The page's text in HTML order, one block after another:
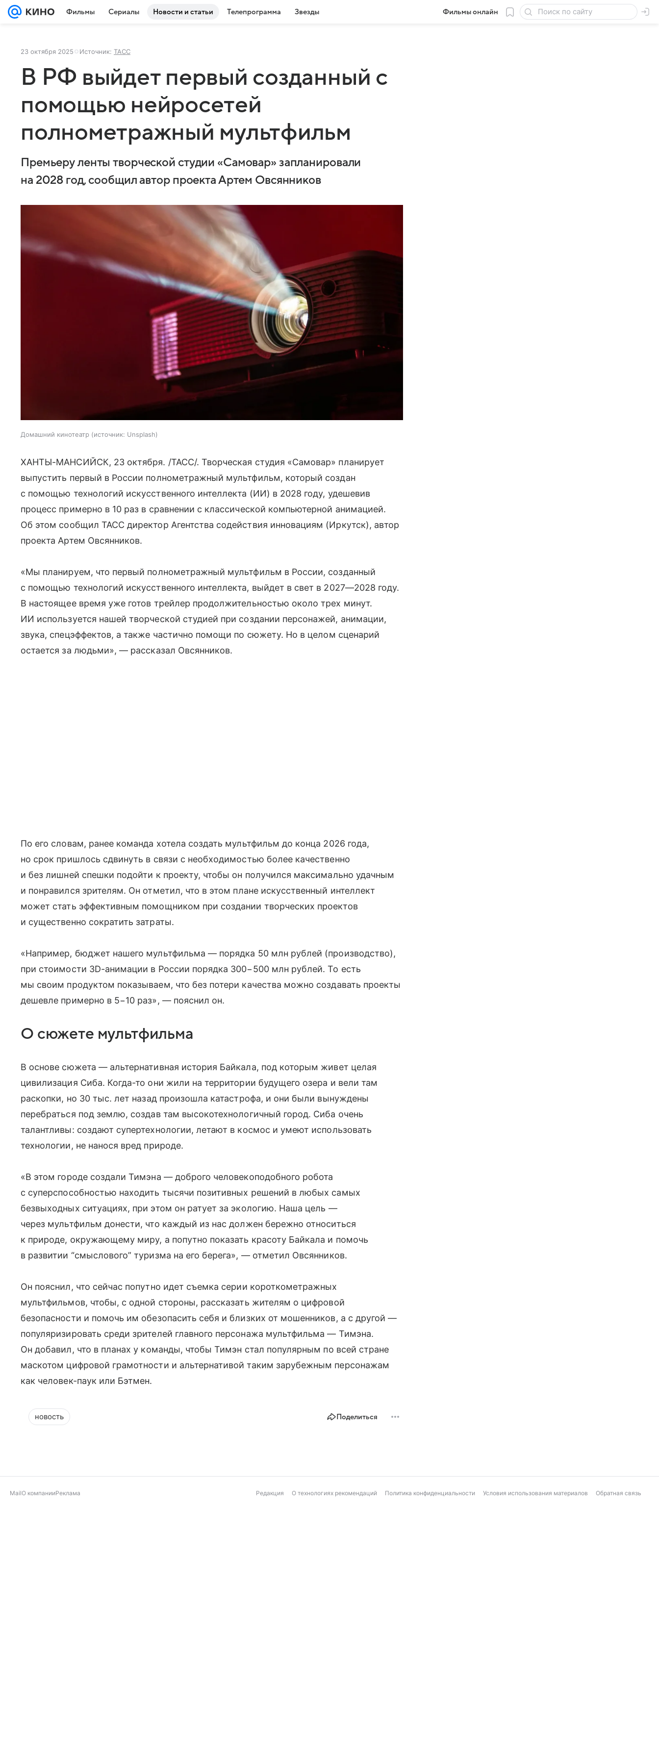
Фильмы Сериалы Новости и статьи Телепрограмма Звезды Фильмы онлайн
23 октября 2025 Источник: ТАСС
В РФ выйдет первый созданный с
помощью нейросетей
полнометражный мультфильм
Премьеру ленты творческой студии «Самовар» запланировали
на 2028 год, сообщил автор проекта Артем Овсянников
Домашний кинотеатр источник: Unsplash
ХАНТЫ-МАНСИЙСК, 23 октября. /ТАСС/. Творческая студия «Самовар» планирует
выпустить первый в России полнометражный мультфильм, который создан
с помощью технологий искусственного интеллекта (ИИ) в 2028 году, удешевив
процесс примерно в 10 раз в сравнении с классической компьютерной анимацией.
Об этом сообщил ТАСС директор Агентства содействия инновациям (Иркутск), автор
проекта Артем Овсянников.
«Мы планируем, что первый полнометражный мультфильм в России, созданный
с помощью технологий искусственного интеллекта, выйдет в свет в 2027—2028 году.
В настоящее время уже готов трейлер продолжительностью около трех минут.
ИИ используется нашей творческой студией при создании персонажей, анимации,
звука, спецэффектов, а также частично помощи по сюжету. Но в целом сценарий
остается за людьми», — рассказал Овсянников.
По его словам, ранее команда хотела создать мультфильм до конца 2026 года,
но срок пришлось сдвинуть в связи с необходимостью более качественно
и без лишней спешки подойти к проекту, чтобы он получился максимально удачным
и понравился зрителям. Он отметил, что в этом плане искусственный интеллект
может стать эффективным помощником при создании творческих проектов
и существенно сократить затраты.
«Например, бюджет нашего мультфильма — порядка 50 млн рублей (производство),
при стоимости 3D-анимации в России порядка 300−500 млн рублей. То есть
мы своим продуктом показываем, что без потери качества можно создавать проекты
дешевле примерно в 5−10 раз», — пояснил он.
О сюжете мультфильма
В основе сюжета — альтернативная история Байкала, под которым живет целая
цивилизация Сиба. Когда-то они жили на территории будущего озера и вели там
раскопки, но 30 тыс. лет назад произошла катастрофа, и они были вынуждены
перебраться под землю, создав там высокотехнологичный город. Сиба очень
талантливы: создают супертехнологии, летают в космос и умеют использовать
технологии, не нанося вред природе.
«В этом городе создали Тимэна — доброго человекоподобного робота
с суперспособностью находить тысячи позитивных решений в любых самых
безвыходных ситуациях, при этом он ратует за экологию. Наша цель —
через мультфильм донести, что каждый из нас должен бережно относиться
к природе, окружающему миру, а попутно показать красоту Байкала и помочь
в развитии “смыслового” туризма на его берега», — отметил Овсянников.
Он пояснил, что сейчас попутно идет съемка серии короткометражных
мультфильмов, чтобы, с одной стороны, рассказать жителям о цифровой
безопасности и помочь им обезопасить себя и близких от мошенников, а с другой —
популяризировать среди зрителей главного персонажа мультфильма — Тимэна.
Он добавил, что в планах у команды, чтобы Тимэн стал популярным по всей стране
маскотом цифровой грамотности и альтернативой таким зарубежным персонажам
как человек-паук или Бэтмен.
новость Поделиться
MailО компанииРеклама Редакция О технологиях рекомендаций Политика конфиденциальности Условия использования материалов Обратная связь